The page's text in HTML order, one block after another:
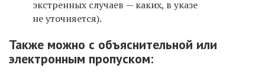
экстренных случаев — каких, в указе
не уточняется).
Также можно с объяснительной или
электронным пропуском: